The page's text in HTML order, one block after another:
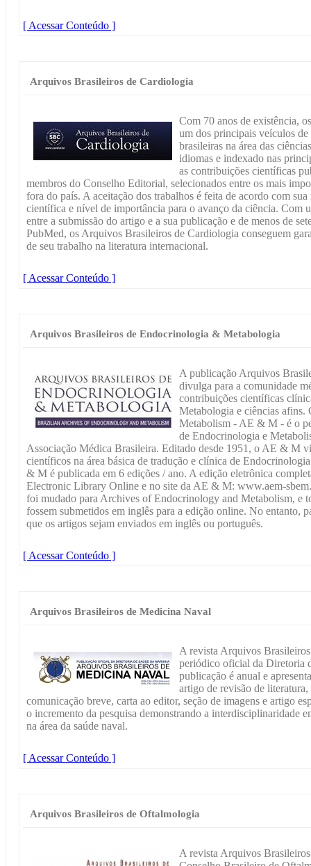
[ Acessar Conteúdo ]
Arquivos Brasileiros de Cardiologia
Com 70 anos de existência,
um dos principais veículos
brasileiras na área das
idiomas e indexado nas
as contribuições científicas
membros do Conselho Editorial, selecionados entre os mais
fora do país. A aceitação dos trabalhos é feita de acordo com
científica e nível de importância para o avanço da ciência. Com
entre a submissão do artigo e a sua publicação e de menos de
PubMed, os Arquivos Brasileiros de Cardiologia conseguem
de seu trabalho na literatura internacional.
[ Acessar Conteúdo ]
Arquivos Brasileiros de Endocrinologia & Metabologia
A publicação Arquivos
divulga para a comunidade
contribuições científicas
Metabologia e ciências
Metabolism - AE & M - é o
de Endocrinologia e
Associação Médica Brasileira. Editado desde 1951, o AE & M
científicos na área básica de tradução e clínica de
& M é publicada em 6 edições / ano. A edição eletrônica
Electronic Library Online e no site da AE & M: www.aem-
foi mudado para Archives of Endocrinology and Metabolism, e
fossem submetidos em inglês para a edição online. No entanto,
que os artigos sejam enviados em inglês ou português.
[ Acessar Conteúdo ]
Arquivos Brasileiros de Medicina Naval
A revista Arquivos
periódico oficial da Diretoria
publicação é anual e
artigo de revisão de
comunicação breve, carta ao editor, seção de imagens e artigo
o incremento da pesquisa demonstrando a interdisciplinaridade
na área da saúde naval.
[ Acessar Conteúdo ]
Arquivos Brasileiros de Oftalmologia
A revista Arquivos